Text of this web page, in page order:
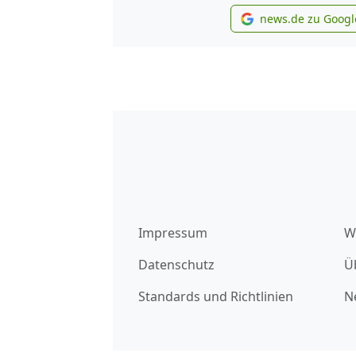
news.de zu
Impressum
Datenschutz
Standards und Richtlinien